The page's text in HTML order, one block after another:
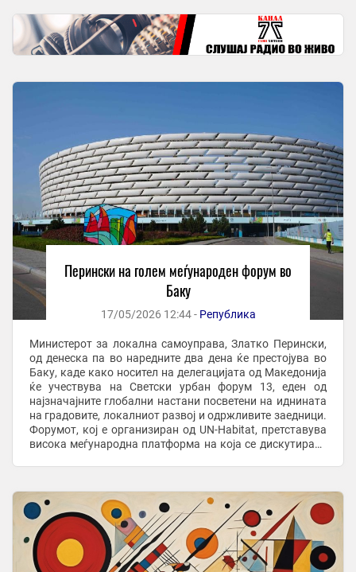
Перински на голем меѓународен форум во
Баку
17/05/2026 12:44 - Република
Министерот за локална самоуправа, Златко Перински,
од денеска па во наредните два дена ќе престојува во
Баку, каде како носител на делегацијата од Македонија
ќе учествува на Светски урбан форум 13, еден од
најзначајните глобални настани посветени на иднината
на градовите, локалниот развој и одржливите заедници.
Форумот, кој е организиран од UN-Habitat, претставува
висока меѓународна платформа на која се дискутираат